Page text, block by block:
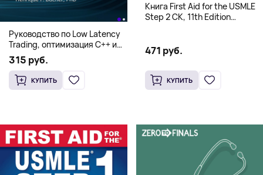
Руководство по Low Latency
Trading, оптимизация C++ и
системная архитектура для
HFT
315 руб.
КУПИТЬ
Книга First Aid for the USMLE
Step 2 CK, 11th Edition
471 руб.
КУПИТЬ